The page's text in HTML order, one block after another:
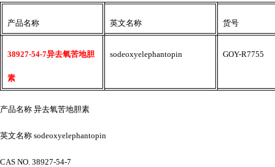
产品名称 英文名称 货号
38927-54-7异去氧苦地胆
素
sodeoxyelephantopin GOY-R7755
产品名称 异去氧苦地胆素
英文名称 sodeoxyelephantopin
CAS NO. 38927-54-7